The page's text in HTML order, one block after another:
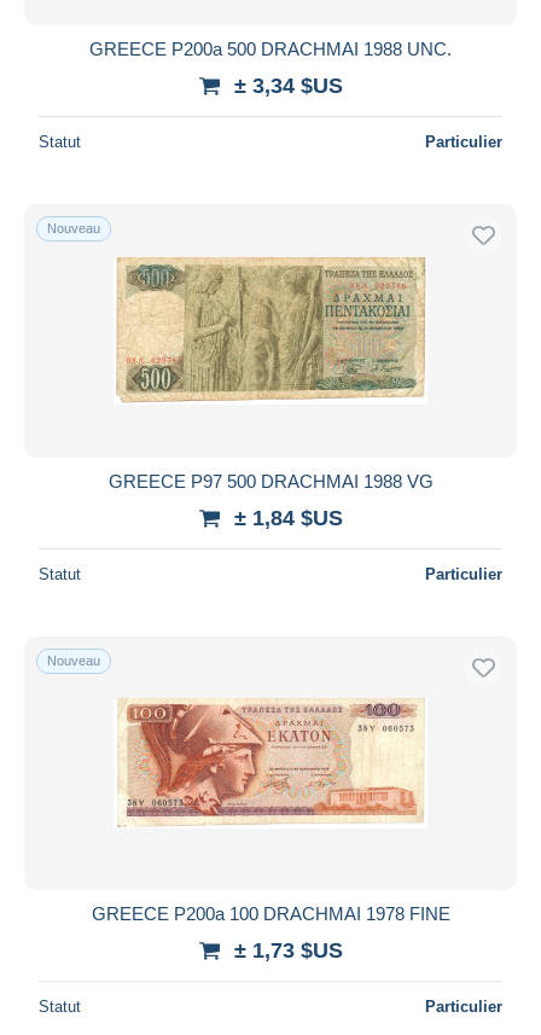
GREECE P200a 500 DRACHMAI 1988 UNC.
± 3,34 $US
Statut Particulier
Nouveau
GREECE P97 500 DRACHMAI 1988 VG
± 1,84 $US
Statut Particulier
Nouveau
GREECE P200a 100 DRACHMAI 1978 FINE
± 1,73 $US
Statut Particulier